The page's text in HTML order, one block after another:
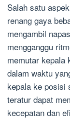
Salah satu
renang gaya
mengambil
mengganggu
memutar kepala
dalam waktu
kepala ke posisi
teratur dapat
kecepatan dan